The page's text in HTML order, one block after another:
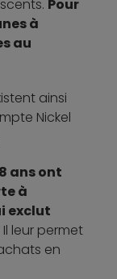
Pour
à
au
ainsi
Nickel
ans ont
à
exclut
Il leur permet
en